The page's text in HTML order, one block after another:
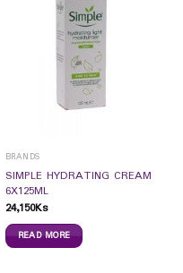
BRANDS
SIMPLE HYDRATING CREAM
6X125ML
24,150Ks
READ MORE